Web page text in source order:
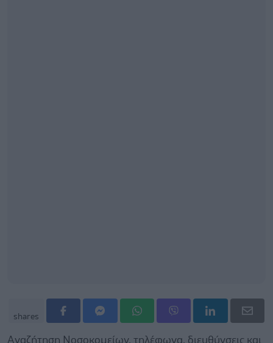
shares
Αναζήτηση Νοσοκομείων, τηλέφωνα, διευθύνσεις και